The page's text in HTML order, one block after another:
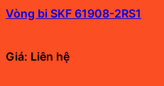
Vòng bi SKF 61908-2RS1
Giá: Liên hệ